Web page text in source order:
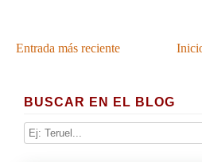
Entrada más reciente
BUSCAR EN EL BLOG